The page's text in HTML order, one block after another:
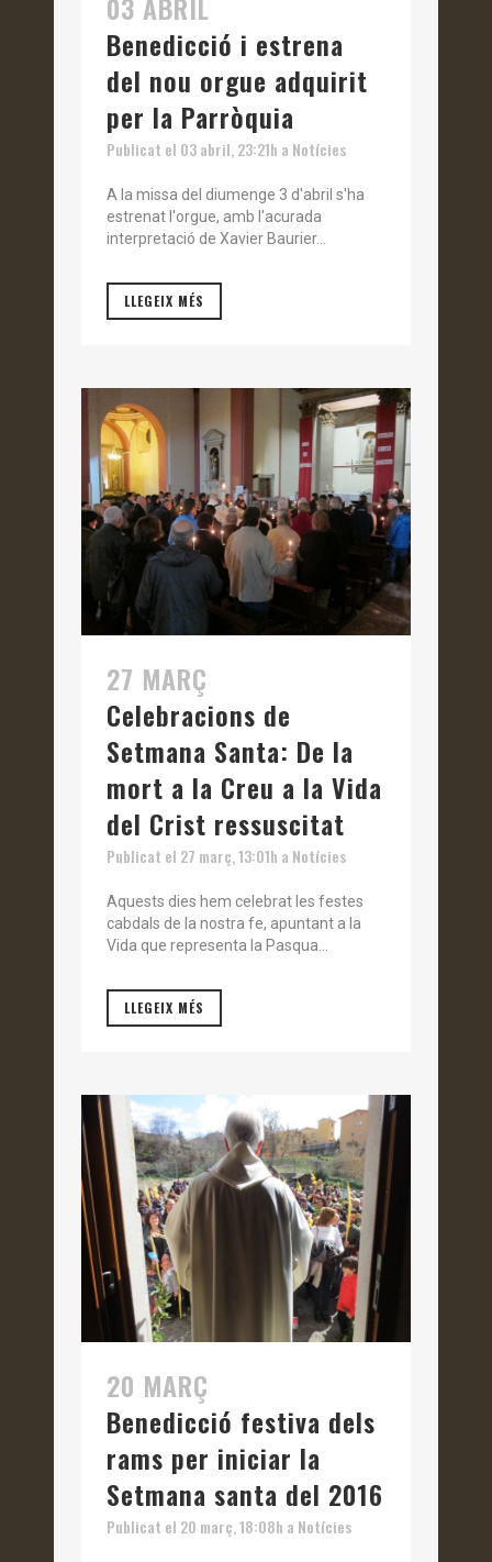
Benedicció i estrena
del nou orgue adquirit
per la Parròquia
Publicat el 03 abril, 23:21h a Notícies
A la missa del diumenge 3 d'abril s'ha
estrenat l'orgue, amb l'acurada
interpretació de Xavier Baurier...
LLEGEIX MÉS
27 MARÇ
Celebracions de
Setmana Santa: De la
mort a la Creu a la Vida
del Crist ressuscitat
Publicat el 27 març, 13:01h a Notícies
Aquests dies hem celebrat les festes
cabdals de la nostra fe, apuntant a la
Vida que representa la Pasqua...
LLEGEIX MÉS
20 MARÇ
Benedicció festiva dels
rams per iniciar la
Setmana santa del 2016
Publicat el 20 març, 18:08h a Notícies